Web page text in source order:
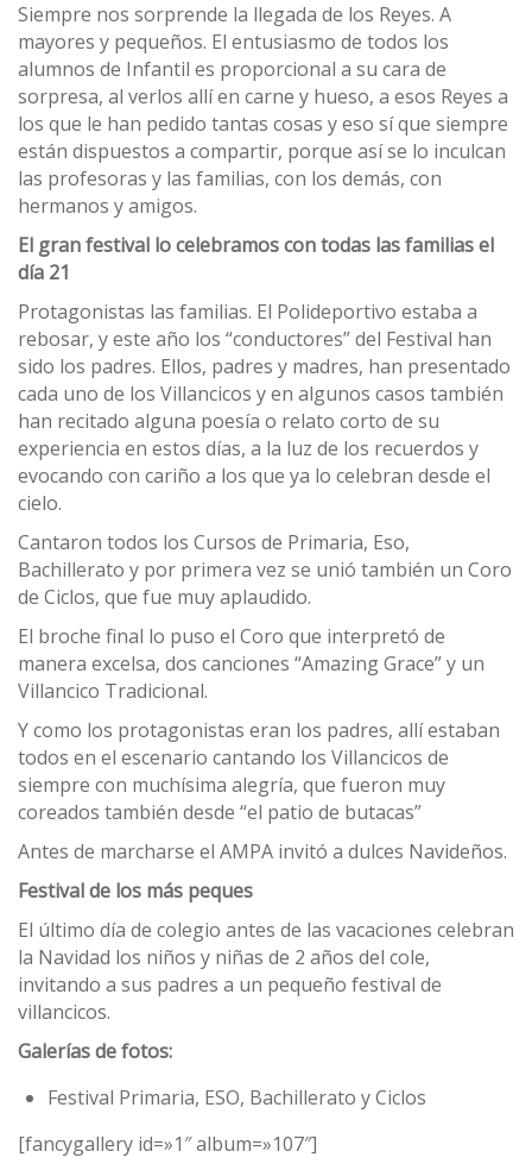
Siempre nos sorprende la llegada de los Reyes. A
mayores y pequeños. El entusiasmo de todos los
alumnos de Infantil es proporcional a su cara de
sorpresa, al verlos allí en carne y hueso, a esos Reyes a
los que le han pedido tantas cosas y eso sí que siempre
están dispuestos a compartir, porque así se lo inculcan
las profesoras y las familias, con los demás, con
hermanos y amigos.
El gran festival lo celebramos con todas las familias el
día 21
Protagonistas las familias. El Polideportivo estaba a
rebosar, y este año los “conductores” del Festival han
sido los padres. Ellos, padres y madres, han presentado
cada uno de los Villancicos y en algunos casos también
han recitado alguna poesía o relato corto de su
experiencia en estos días, a la luz de los recuerdos y
evocando con cariño a los que ya lo celebran desde el
cielo.
Cantaron todos los Cursos de Primaria, Eso,
Bachillerato y por primera vez se unió también un Coro
de Ciclos, que fue muy aplaudido.
El broche final lo puso el Coro que interpretó de
manera excelsa, dos canciones “Amazing Grace” y un
Villancico Tradicional.
Y como los protagonistas eran los padres, allí estaban
todos en el escenario cantando los Villancicos de
siempre con muchísima alegría, que fueron muy
coreados también desde “el patio de butacas”
Antes de marcharse el AMPA invitó a dulces Navideños.
Festival de los más peques
El último día de colegio antes de las vacaciones celebran
la Navidad los niños y niñas de 2 años del cole,
invitando a sus padres a un pequeño festival de
villancicos.
Galerías de fotos:
Festival Primaria, ESO, Bachillerato y Ciclos
[fancygallery id=»1″ album=»107″]